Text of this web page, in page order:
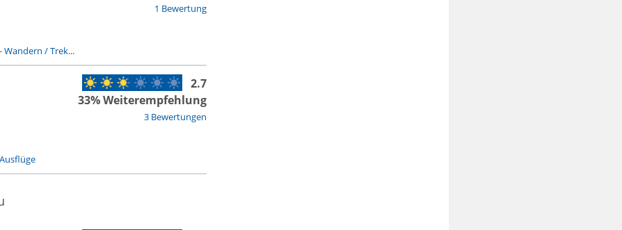
1 Bewertung
Wandern / Trek...
3 Bewertungen
2.7
33% Weiterempfehlung
Ausflüge